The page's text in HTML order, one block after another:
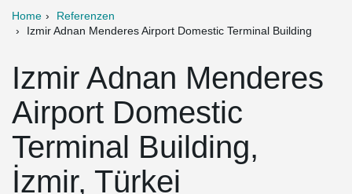
Home
Referenzen
Izmir Adnan Menderes Airport Domestic Terminal Building
Izmir Adnan Menderes
Airport Domestic
Terminal Building,
İzmir, Türkei